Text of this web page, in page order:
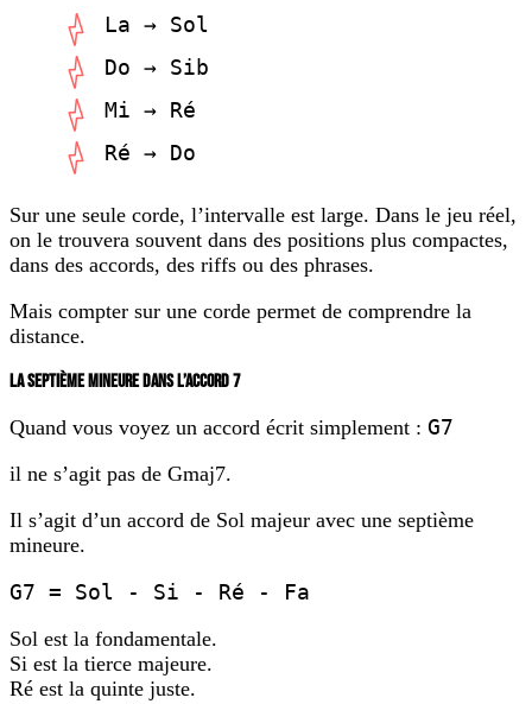
La → Sol
Do → Sib
Mi → Ré
Ré → Do
Sur une seule corde, l’intervalle est large. Dans le jeu réel,
on le trouvera souvent dans des positions plus compactes,
dans des accords, des riffs ou des phrases.
Mais compter sur une corde permet de comprendre la
distance.
LA SEPTIÈME MINEURE DANS L’ACCORD 7
Quand vous voyez un accord écrit simplement : G7
il ne s’agit pas de Gmaj7.
Il s’agit d’un accord de Sol majeur avec une septième
mineure.
G7 = Sol - Si - Ré - Fa
Sol est la fondamentale.
Si est la tierce majeure.
Ré est la quinte juste.